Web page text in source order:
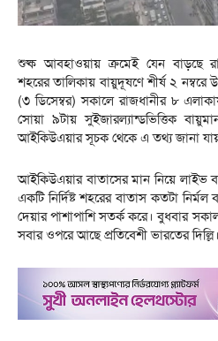
শুষ্ক আবহাওয়ায় ক্রমেই যেন বাড়ছে
শহরের তালিকায় বায়ুদূষণে শীর্ষ ২
(৩ ডিসেম্বর) সকালে রাজধানীর ৮
সোয়া ৯টায় সুইজারল্যান্ডভিত্তিক বায়ুমান
আইকিউএয়ার সূচক থেকে এ তথ্য জানা
আইকিউএয়ার বাতাসের মান নিয়ে লাইভ
একটি নির্দিষ্ট শহরের বাতাস কতটা
দেয়ার পাশাপাশি সতর্ক করে। বুধবার
সবার ওপরে আছে প্রতিবেশী ভারতের দিল্লি।